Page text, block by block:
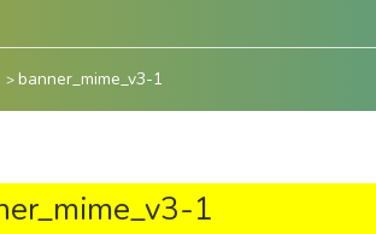
banner_mime_v3-1
1